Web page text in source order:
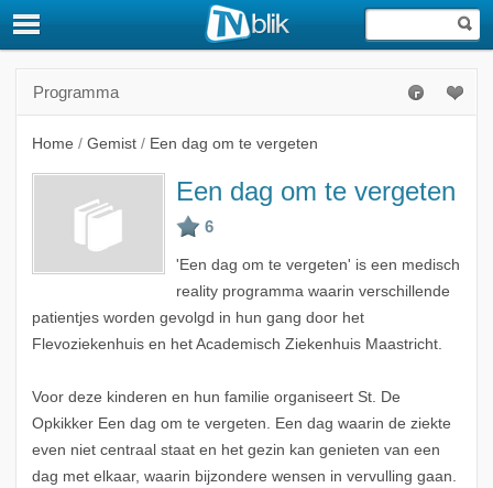
Programma
Home / Gemist / Een dag om te vergeten
Een dag om te vergeten
'Een dag om te vergeten' is een medisch
reality programma waarin verschillende
patientjes worden gevolgd in hun gang door het
Flevoziekenhuis en het Academisch Ziekenhuis Maastricht.
Voor deze kinderen en hun familie organiseert St. De
Opkikker Een dag om te vergeten. Een dag waarin de ziekte
even niet centraal staat en het gezin kan genieten van een
dag met elkaar, waarin bijzondere wensen in vervulling gaan.